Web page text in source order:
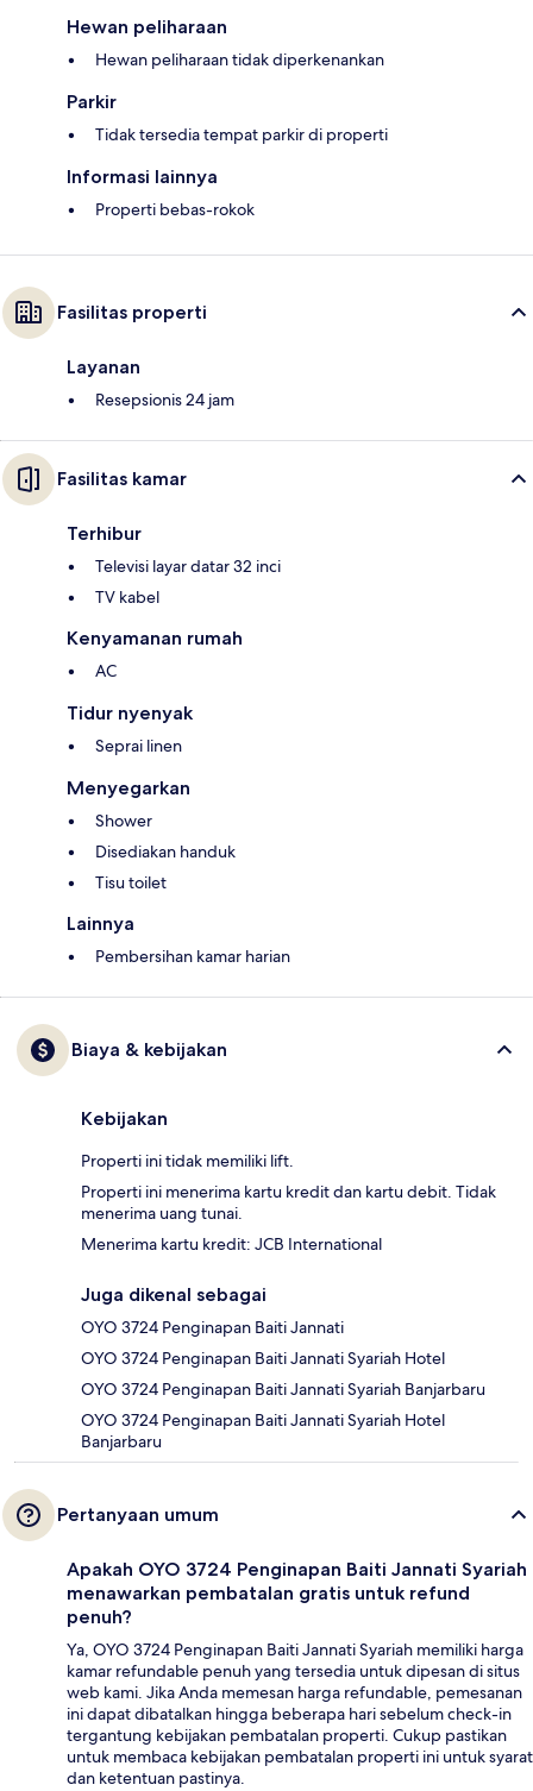
Hewan peliharaan
Hewan peliharaan tidak diperkenankan
Parkir
Tidak tersedia tempat parkir di properti
Informasi lainnya
Properti bebas-rokok
Fasilitas properti
Layanan
Resepsionis 24 jam
Fasilitas kamar
Terhibur
Televisi layar datar 32 inci
TV kabel
Kenyamanan rumah
AC
Tidur nyenyak
Seprai linen
Menyegarkan
Shower
Disediakan handuk
Tisu toilet
Lainnya
Pembersihan kamar harian
Biaya & kebijakan
Kebijakan
Properti ini tidak memiliki lift.
Properti ini menerima kartu kredit dan kartu debit. Tidak
menerima uang tunai.
Menerima kartu kredit: JCB International
Juga dikenal sebagai
OYO 3724 Penginapan Baiti Jannati
OYO 3724 Penginapan Baiti Jannati Syariah Hotel
OYO 3724 Penginapan Baiti Jannati Syariah Banjarbaru
OYO 3724 Penginapan Baiti Jannati Syariah Hotel
Banjarbaru
Pertanyaan umum
Apakah OYO 3724 Penginapan Baiti Jannati Syariah
menawarkan pembatalan gratis untuk refund
penuh?
Ya, OYO 3724 Penginapan Baiti Jannati Syariah memiliki harga
kamar refundable penuh yang tersedia untuk dipesan di situs
web kami. Jika Anda memesan harga refundable, pemesanan
ini dapat dibatalkan hingga beberapa hari sebelum check-in
tergantung kebijakan pembatalan properti. Cukup pastikan
untuk membaca kebijakan pembatalan properti ini untuk syarat
dan ketentuan pastinya.